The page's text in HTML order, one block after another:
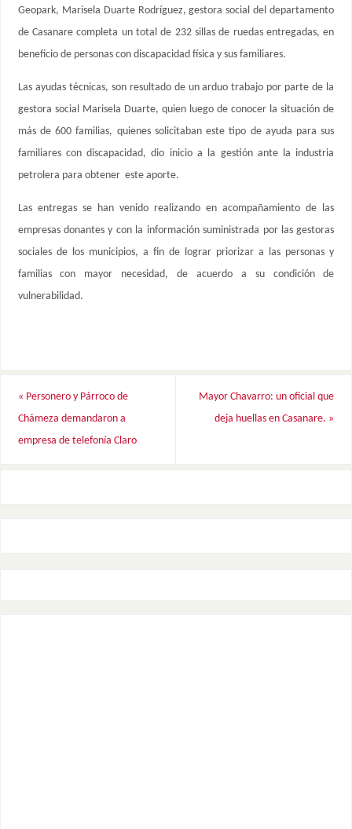
Geopark, Marisela Duarte Rodríguez, gestora social del departamento
de Casanare completa un total de 232 sillas de ruedas entregadas, en
beneficio de personas con discapacidad física y sus familiares.
Las ayudas técnicas, son resultado de un arduo trabajo por parte de la
gestora social Marisela Duarte, quien luego de conocer la situación de
más de 600 familias, quienes solicitaban este tipo de ayuda para sus
familiares con discapacidad, dio inicio a la gestión ante la industria
petrolera para obtener este aporte.
Las entregas se han venido realizando en acompañamiento de las
empresas donantes y con la información suministrada por las gestoras
sociales de los municipios, a fin de lograr priorizar a las personas y
familias con mayor necesidad, de acuerdo a su condición de
vulnerabilidad.
« Personero y Párroco de
Chámeza demandaron a
empresa de telefonía Claro
Mayor Chavarro: un oficial que
deja huellas en Casanare. »